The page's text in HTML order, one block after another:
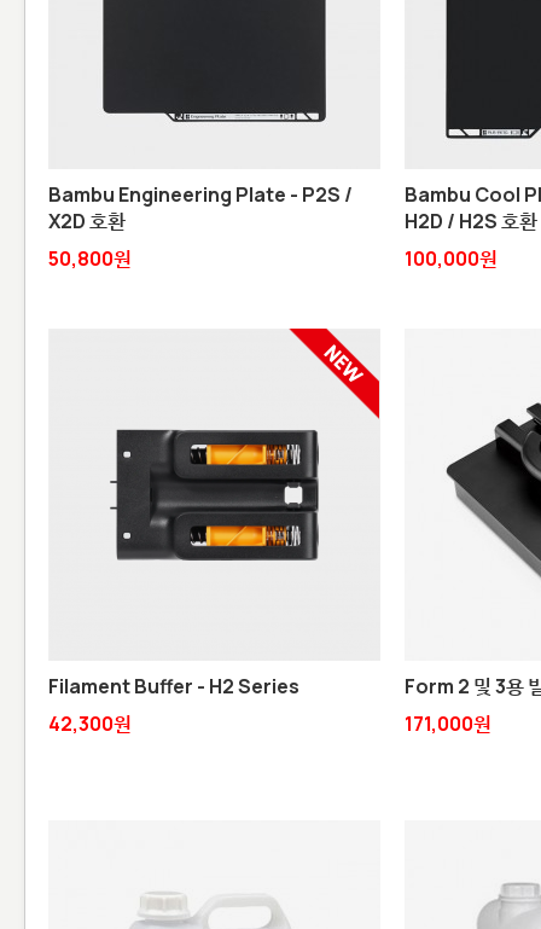
Bambu Engineering Plate - P2S /
X2D 호환
50,800원
Bambu Cool
H2D / H2S 호환
100,000원
Filament Buffer - H2 Series
42,300원
Form 2 및 3용
171,000원